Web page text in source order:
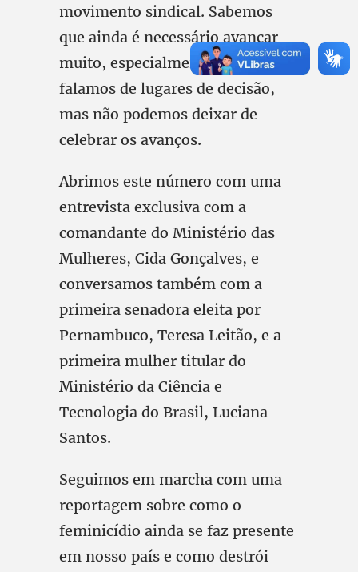
movimento sindical. Sabemos
que ainda é necessário avançar
muito, especialmente quando
falamos de lugares de decisão,
mas não podemos deixar de
celebrar os avanços.
Abrimos este número com uma
entrevista exclusiva com a
comandante do Ministério das
Mulheres, Cida Gonçalves, e
conversamos também com a
primeira senadora eleita por
Pernambuco, Teresa Leitão, e a
primeira mulher titular do
Ministério da Ciência e
Tecnologia do Brasil, Luciana
Santos.
Seguimos em marcha com uma
reportagem sobre como o
feminicídio ainda se faz presente
em nosso país e como destrói